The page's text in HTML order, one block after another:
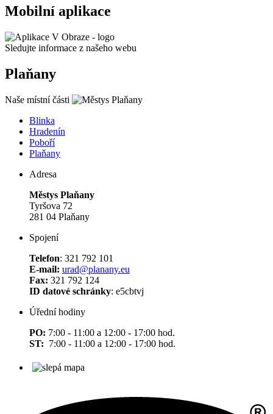
Mobilní aplikace
Sledujte informace z našeho webu
Plaňany
Naše místní části
Blinka
Hradenín
Poboří
Plaňany
Adresa
Městys Plaňany
Tyršova 72
281 04 Plaňany
Spojení
Telefon: 321 792 101
E-mail: urad@planany.eu
Fax: 321 792 124
ID datové schránky: e5cbtvj
Úřední hodiny
PO: 7:00 - 11:00 a 12:00 - 17:00 hod.
ST: 7:00 - 11:00 a 12:00 - 17:00 hod.